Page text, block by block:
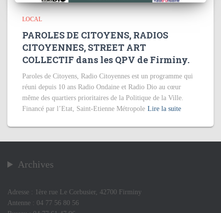
LOCAL
PAROLES DE CITOYENS, RADIOS
CITOYENNES, STREET ART
COLLECTIF dans les QPV de Firminy.
Paroles de Citoyens, Radio Citoyennes est un programme qui
réuni depuis 10 ans Radio Ondaine et Radio Dio au cœur
même des quartiers prioritaires de la Politique de la Ville.
Financé par l’Etat, Saint-Etienne Métropole Lire la suite
Archives
Adresse : 1ère rue Le Corbusier, 42700 Firminy
Antenne : 04 77 56 80 56